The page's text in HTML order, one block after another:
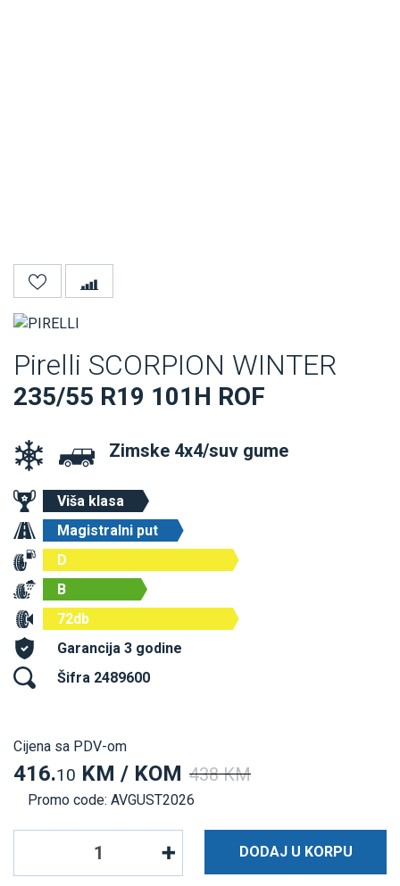
Pirelli SCORPION WINTER
235/55 R19 101H ROF
Zimske 4x4/suv gume
Viša klasa
Magistralni put
D
B
72db
Garancija 3 godine
Šifra 2489600
Cijena sa PDV-om
416.10 KM / KOM 438 KM
Promo code: AVGUST2026
DODAJ U KORPU